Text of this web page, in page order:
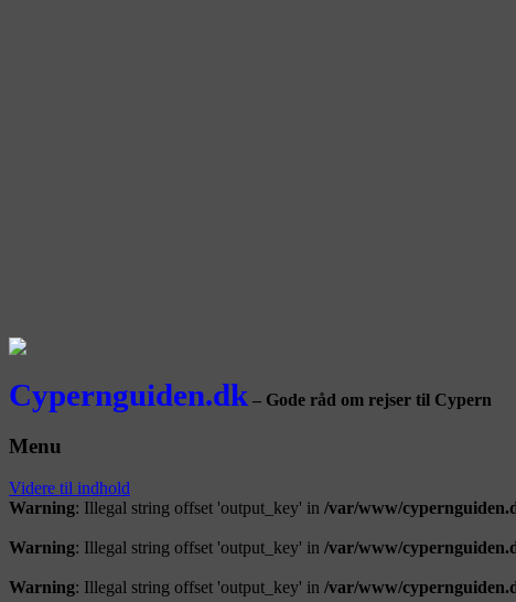
Cypernguiden.dk – Gode råd om rejser til Cypern
Menu
Videre til indhold
Warning: Illegal string offset 'output_key' in /var/www/
Warning: Illegal string offset 'output_key' in /var/www/
Warning: Illegal string offset 'output_key' in /var/www/